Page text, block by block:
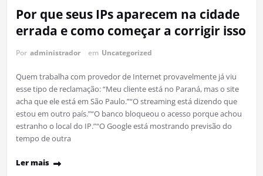
Por que seus IPs aparecem na cidade
errada e como começar a corrigir isso
Por administrador em Uncategorized
Quem trabalha com provedor de Internet provavelmente já viu
esse tipo de reclamação: “Meu cliente está no Paraná, mas o site
acha que ele está em São Paulo.”“O streaming está dizendo que
estou em outro país.”“O banco bloqueou o acesso porque achou
estranho o local do IP.”“O Google está mostrando previsão do
tempo de outra
Ler mais